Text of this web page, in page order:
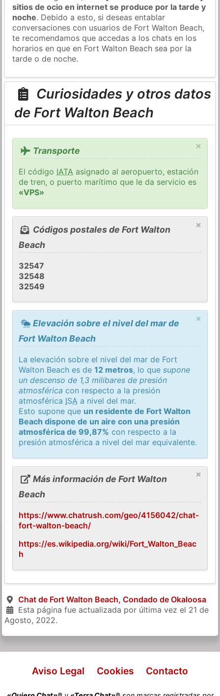
sitios de ocio en internet se produce por la tarde y
noche. Debido a esto, si deseas entablar
conversaciones con usuarios de Fort Walton Beach,
te recomendamos que accedas a los chats en los
horarios en que en Fort Walton Beach sea por la
tarde o de noche.
Curiosidades y otros datos
de Fort Walton Beach
×
Transporte
El código IATA asignado al aeropuerto, estación
de tren, o puerto marítimo que le da servicio es
«VPS»
×
Códigos postales de Fort Walton
Beach
32547
32548
32549
×
Elevación sobre el nivel del mar de
Fort Walton Beach
La elevación sobre el nivel del mar de Fort
Walton Beach es de12 metros, lo quesupone
un descenso de 1,3 milibares de presión
atmosférica con respecto a la presión
atmosférica ISA a nivel del mar.
Esto supone que un residente de Fort Walton
Beach dispone de un aire con una presión
atmosférica de 99,87% con respecto a la
presión atmosférica a nivel del mar equivalente.
×
Más información de Fort Walton
Beach
https://www.chatrush.com/geo/4156042/chat-
fort-walton-beach/
https://es.wikipedia.org/wiki/Fort_Walton_Beac
h
Chat de Fort Walton Beach, Condado de Okaloosa
Esta página fue actualizada por última vez el 21 de
Agosto, 2022.
Aviso Legal Cookies Contacto